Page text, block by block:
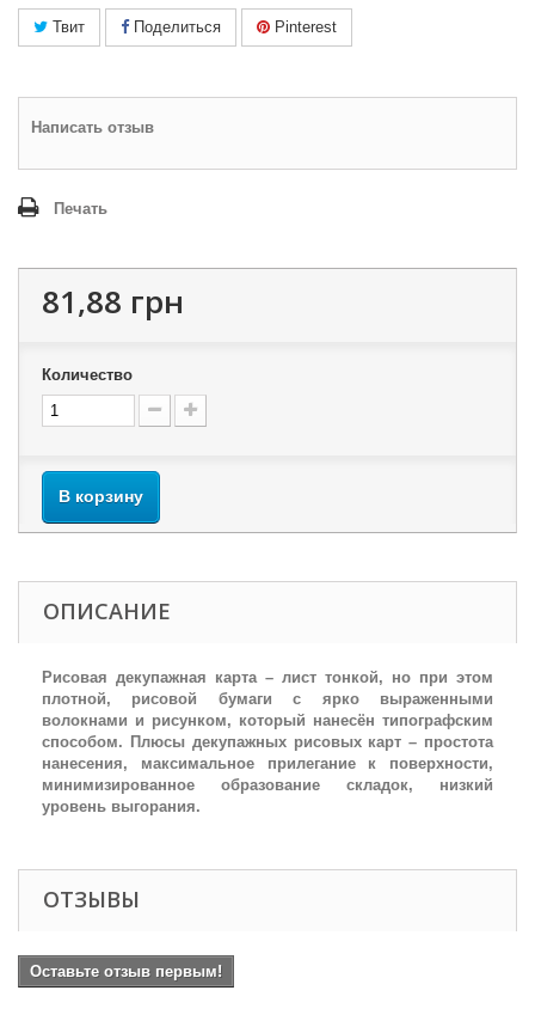
Твит Поделиться Pinterest
Написать отзыв
Печать
81,88 грн
Количество
В корзину
ОПИСАНИЕ
Рисовая декупажная карта – лист тонкой, но при этом
плотной, рисовой бумаги с ярко выраженными
волокнами и рисунком, который нанесён типографским
способом. Плюсы декупажных рисовых карт – простота
нанесения, максимальное прилегание к поверхности,
минимизированное образование складок, низкий
уровень выгорания.
ОТЗЫВЫ
Оставьте отзыв первым!